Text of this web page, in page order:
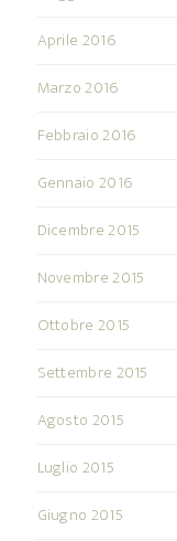
Aprile 2016
Marzo 2016
Febbraio 2016
Gennaio 2016
Dicembre 2015
Novembre 2015
Ottobre 2015
Settembre 2015
Agosto 2015
Luglio 2015
Giugno 2015